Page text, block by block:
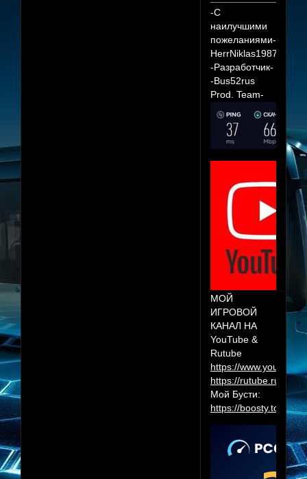
-С
наилучшими
пожеланиями-
HerrNiklas1987
-Разработчик-
-Bus52rus
Prod. Team-
МОЙ
ИГРОВОЙ
КАНАЛ НА
YouTube &
Rutube
https://
https://rutube.ru/
Мой Бусти:
https://boosty.to/